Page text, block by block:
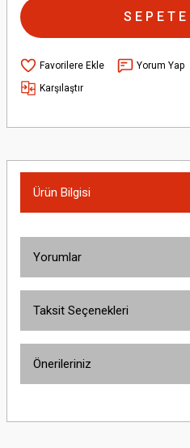
Yorum Yap
Karşılaştır
Ürün Bilgisi
Yorumlar
Taksit Seçenekleri
Önerileriniz
yetersiz gördüğünüz noktaları öneri